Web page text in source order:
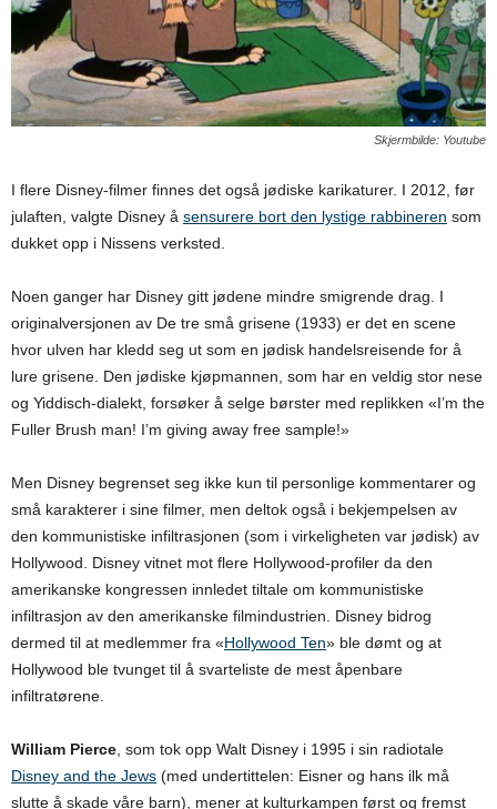
Skjermbilde: Youtube
I flere Disney-filmer finnes det også jødiske karikaturer. I 2012, før
julaften, valgte Disney å sensurere bort den lystige rabbineren som
dukket opp i Nissens verksted.
Noen ganger har Disney gitt jødene mindre smigrende drag. I
originalversjonen av De tre små grisene (1933) er det en scene
hvor ulven har kledd seg ut som en jødisk handelsreisende for å
lure grisene. Den jødiske kjøpmannen, som har en veldig stor nese
og Yiddisch-dialekt, forsøker å selge børster med replikken «I’m the
Fuller Brush man! I’m giving away free sample!»
Men Disney begrenset seg ikke kun til personlige kommentarer og
små karakterer i sine filmer, men deltok også i bekjempelsen av
den kommunistiske infiltrasjonen (som i virkeligheten var jødisk) av
Hollywood. Disney vitnet mot flere Hollywood-profiler da den
amerikanske kongressen innledet tiltale om kommunistiske
infiltrasjon av den amerikanske filmindustrien. Disney bidrog
dermed til at medlemmer fra «Hollywood Ten» ble dømt og at
Hollywood ble tvunget til å svarteliste de mest åpenbare
infiltratørene.
William Pierce , som tok opp Walt Disney i 1995 i sin radiotale
Disney and the Jews (med undertittelen: Eisner og hans ilk må
slutte å skade våre barn), mener at kulturkampen først og fremst